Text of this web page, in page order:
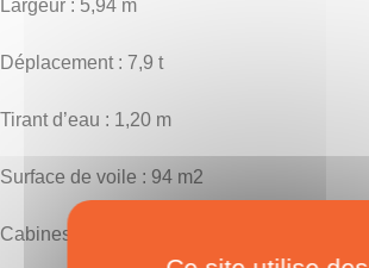
Largeur : 5,94 m
Déplacement : 7,9 t
Tirant d’eau : 1,20 m
Surface de voile : 94 m2
Cabines : 3 ou 4